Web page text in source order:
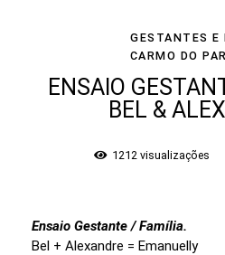
GESTANTES E
CARMO DO
ENSAIO
BEL &
1212 visualizações
Ensaio Gestante / Família.
Bel + Alexandre = Emanuelly